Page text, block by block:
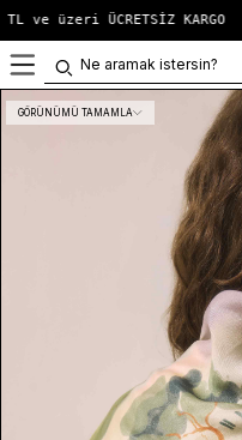
ve üzeri ÜCRETSİZ KARGO
GÖRÜNÜMÜ TAMAMLA